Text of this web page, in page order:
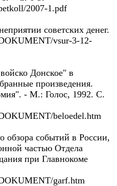
2007-1.pdf
советских денег.
vsur-3-12-
Донское" в
произведения.
- М.: Голос, 1992. С.
beloedel.htm
обзора событий в России,
частью Отдела
при Главнокоме
garf.htm